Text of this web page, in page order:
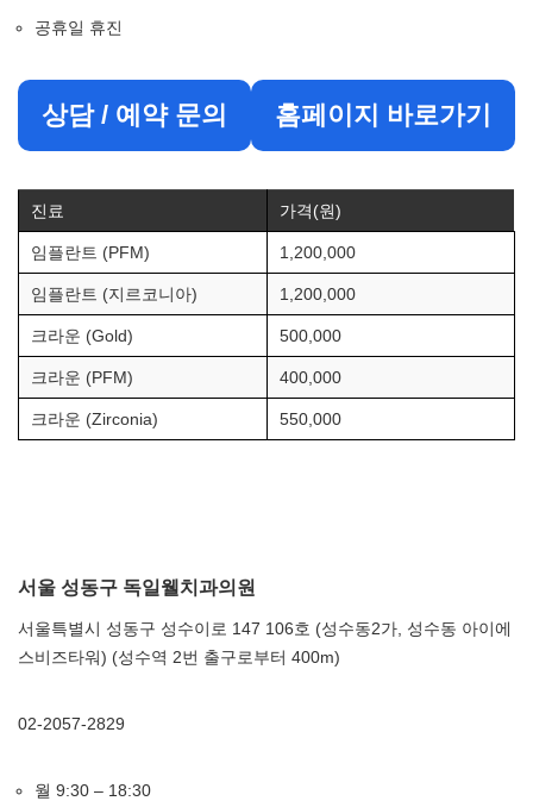
공휴일 휴진
상담 / 예약 문의 홈페이지 바로가기
진료 가격(원)
임플란트 (PFM) 1,200,000
임플란트 (지르코니아) 1,200,000
크라운 (Gold) 500,000
크라운 (PFM) 400,000
크라운 (Zirconia) 550,000
서울 성동구 독일웰치과의원
서울특별시 성동구 성수이로 147 106호 (성수동2가, 성수동 아이에
스비즈타워) (성수역 2번 출구로부터 400m)
02-2057-2829
월 9:30 – 18:30